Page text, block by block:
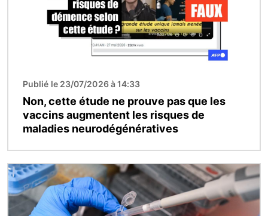
Publié le 23/07/2026 à 14:33
Non, cette étude ne prouve pas que les
vaccins augmentent les risques de
maladies neurodégénératives
Image